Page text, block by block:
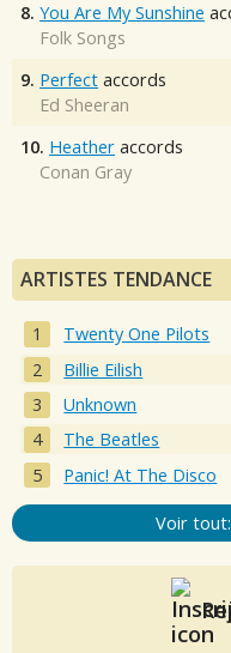
8. You Are My Sunshine
Folk Songs
9. Perfect accords
Ed Sheeran
10. Heather accords
Conan Gray
ARTISTES TENDANCE
Twenty One Pilots
Billie Eilish
Unknown
The Beatles
Panic! At The Disco
Voir